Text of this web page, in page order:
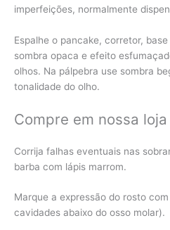
imperfeições, normalmente
Espalhe o pancake, corretor,
sombra opaca e efeito
olhos. Na pálpebra use sombra
tonalidade do olho.
Compre em nossa
Corrija falhas eventuais nas
barba com lápis marrom.
Marque a expressão do rosto
cavidades abaixo do osso molar).